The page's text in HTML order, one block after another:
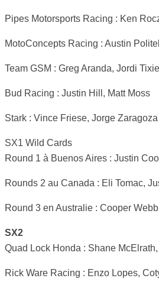
Pipes Motorsports Racing : Ken
MotoConcepts Racing : Austin
Team GSM : Greg Aranda, Jordi
Bud Racing : Justin Hill, Matt Moss
Stark : Vince Friese, Jorge Zaragoza
SX1 Wild Cards
Round 1 à Buenos Aires : Justin
Rounds 2 au Canada : Eli Tomac,
Round 3 en Australie : Cooper
SX2
Quad Lock Honda : Shane
Rick Ware Racing : Enzo Lopes,